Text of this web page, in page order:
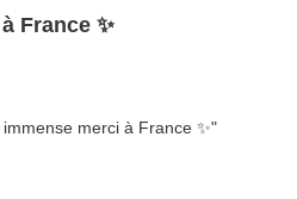
France ✨